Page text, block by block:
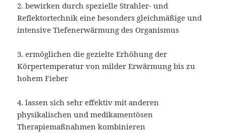
2. bewirken durch spezielle Strahler- und
Reflektortechnik eine besonders gleichmäßige und
intensive Tiefenerwärmung des Organismus
3. ermöglichen die gezielte Erhöhung der
Körpertemperatur von milder Erwärmung bis zu
hohem Fieber
4. lassen sich sehr effektiv mit anderen
physikalischen und medikamentösen
Therapiemaßnahmen kombinieren